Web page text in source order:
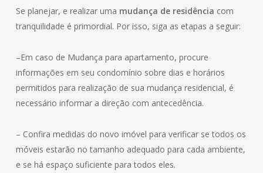
Se planejar, e realizar uma mudança de residência com
tranquilidade é primordial. Por isso, siga as etapas a seguir:
–Em caso de Mudança para apartamento, procure
informações em seu condomínio sobre dias e horários
permitidos para realização de sua mudança residencial, é
necessário informar a direção com antecedência.
– Confira medidas do novo imóvel para verificar se todos os
móveis estarão no tamanho adequado para cada ambiente,
e se há espaço suficiente para todos eles.